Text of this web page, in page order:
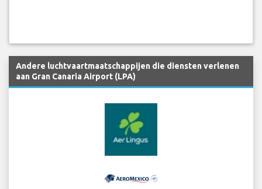
Andere luchtvaartmaatschappijen die diensten verlenen
aan Gran Canaria Airport (LPA)